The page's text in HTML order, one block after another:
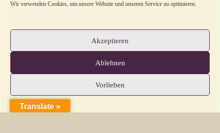
Wir verwenden Cookies, um unsere Website und unseren Service zu optimieren.
Akzeptieren
Ablehnen
Vorlieben
Die Redaktion bleibt bewusst klein. Wir wollen,
dass viele Menschen sich an der
Fortentwicklung dieser Homepage beteiligen;
Translate »